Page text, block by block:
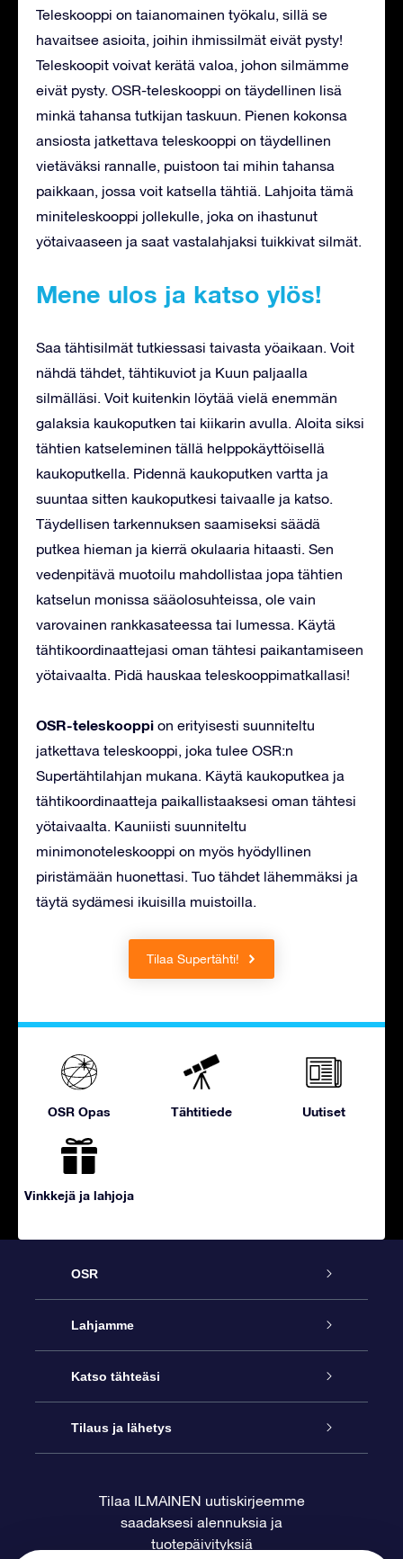
Teleskooppi on taianomainen työkalu, sillä se
havaitsee asioita, joihin ihmissilmät eivät pysty!
Teleskoopit voivat kerätä valoa, johon silmämme
eivät pysty. OSR-teleskooppi on täydellinen lisä
minkä tahansa tutkijan taskuun. Pienen kokonsa
ansiosta jatkettava teleskooppi on täydellinen
vietäväksi rannalle, puistoon tai mihin tahansa
paikkaan, jossa voit katsella tähtiä. Lahjoita tämä
miniteleskooppi jollekulle, joka on ihastunut
yötaivaaseen ja saat vastalahjaksi tuikkivat silmät.
Mene ulos ja katso ylös!
Saa tähtisilmät tutkiessasi taivasta yöaikaan. Voit
nähdä tähdet, tähtikuviot ja Kuun paljaalla
silmälläsi. Voit kuitenkin löytää vielä enemmän
galaksia kaukoputken tai kiikarin avulla. Aloita siksi
tähtien katseleminen tällä helppokäyttöisellä
kaukoputkella. Pidennä kaukoputken vartta ja
suuntaa sitten kaukoputkesi taivaalle ja katso.
Täydellisen tarkennuksen saamiseksi säädä
putkea hieman ja kierrä okulaaria hitaasti. Sen
vedenpitävä muotoilu mahdollistaa jopa tähtien
katselun monissa sääolosuhteissa, ole vain
varovainen rankkasateessa tai lumessa. Käytä
tähtikoordinaattejasi oman tähtesi paikantamiseen
yötaivaalta. Pidä hauskaa teleskooppimatkallasi!
OSR-teleskooppi on erityisesti suunniteltu
jatkettava teleskooppi, joka tulee OSR:n
Supertähtilahjan mukana. Käytä kaukoputkea ja
tähtikoordinaatteja paikallistaaksesi oman tähtesi
yötaivaalta. Kauniisti suunniteltu
minimonoteleskooppi on myös hyödyllinen
piristämään huonettasi. Tuo tähdet lähemmäksi ja
täytä sydämesi ikuisilla muistoilla.
Tilaa Supertähti!
OSR Opas Tähtitiede Uutiset
Vinkkejä ja lahjoja
OSR
Palvelu
Ota meihin yhteyttä
Blogi
Arvostelut
Lahjamme
Online Star -lahja
OSR-lahjapakkaus
OSR-lahjakortti
Katso tähteäsi
Star Register
Henkilökohtainen Tähtisivu
Tilaus ja lähetys
Maksutiedot
Tilaa ILMAINEN uutiskirjeemme
saadaksesi alennuksia ja
tuotepäivityksiä